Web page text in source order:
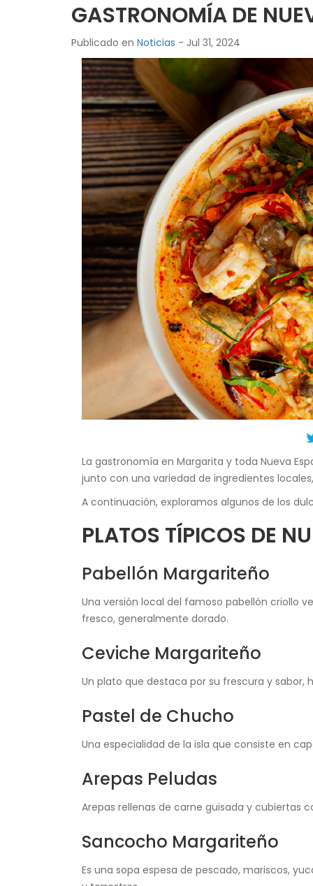
GASTRONOMÍA DE
Publicado en Noticias - Jul 31, 2024
La gastronomía en Margarita y toda Nueva
junto con una variedad de ingredientes
A continuación, exploramos algunos de los
PLATOS TÍPICOS DE
Pabellón Margariteño
Una versión local del famoso pabellón criollo
fresco, generalmente dorado.
Ceviche Margariteño
Un plato que destaca por su frescura y
Pastel de Chucho
Una especialidad de la isla que consiste en
Arepas Peludas
Arepas rellenas de carne guisada y cubiertas
Sancocho Margariteño
Es una sopa espesa de pescado, mariscos,